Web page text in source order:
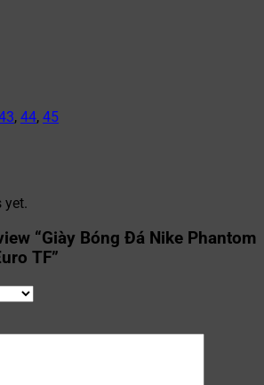
, 44, 45
yet.
“Giày Bóng Đá Nike Phantom
TF”